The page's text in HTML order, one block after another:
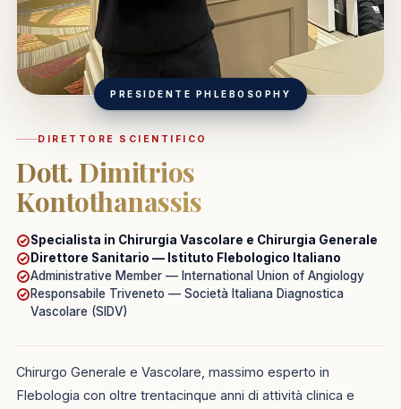
PRESIDENTE PHLEBOSOPHY
DIRETTORE SCIENTIFICO
Dott. Dimitrios
Kontothanassis
Specialista in Chirurgia Vascolare e Chirurgia Generale
Direttore Sanitario — Istituto Flebologico Italiano
Administrative Member — International Union of Angiology
Responsabile Triveneto — Società Italiana Diagnostica
Vascolare (SIDV)
Chirurgo Generale e Vascolare, massimo esperto in
Flebologia con oltre trentacinque anni di attività clinica e